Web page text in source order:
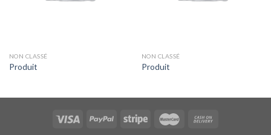
NON CLASSÉ
Produit
NON CLASSÉ
Produit